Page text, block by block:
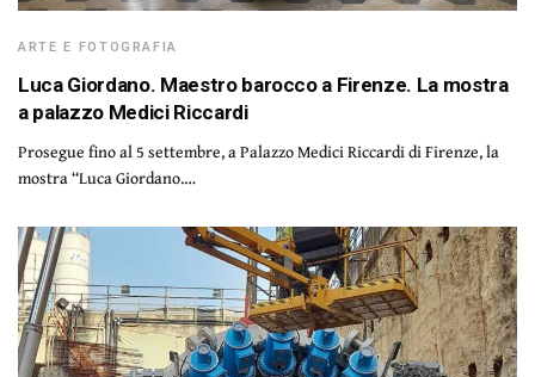
ARTE E FOTOGRAFIA
Luca Giordano. Maestro barocco a Firenze. La mostra
a palazzo Medici Riccardi
Prosegue fino al 5 settembre, a Palazzo Medici Riccardi di Firenze, la
mostra “Luca Giordano.…